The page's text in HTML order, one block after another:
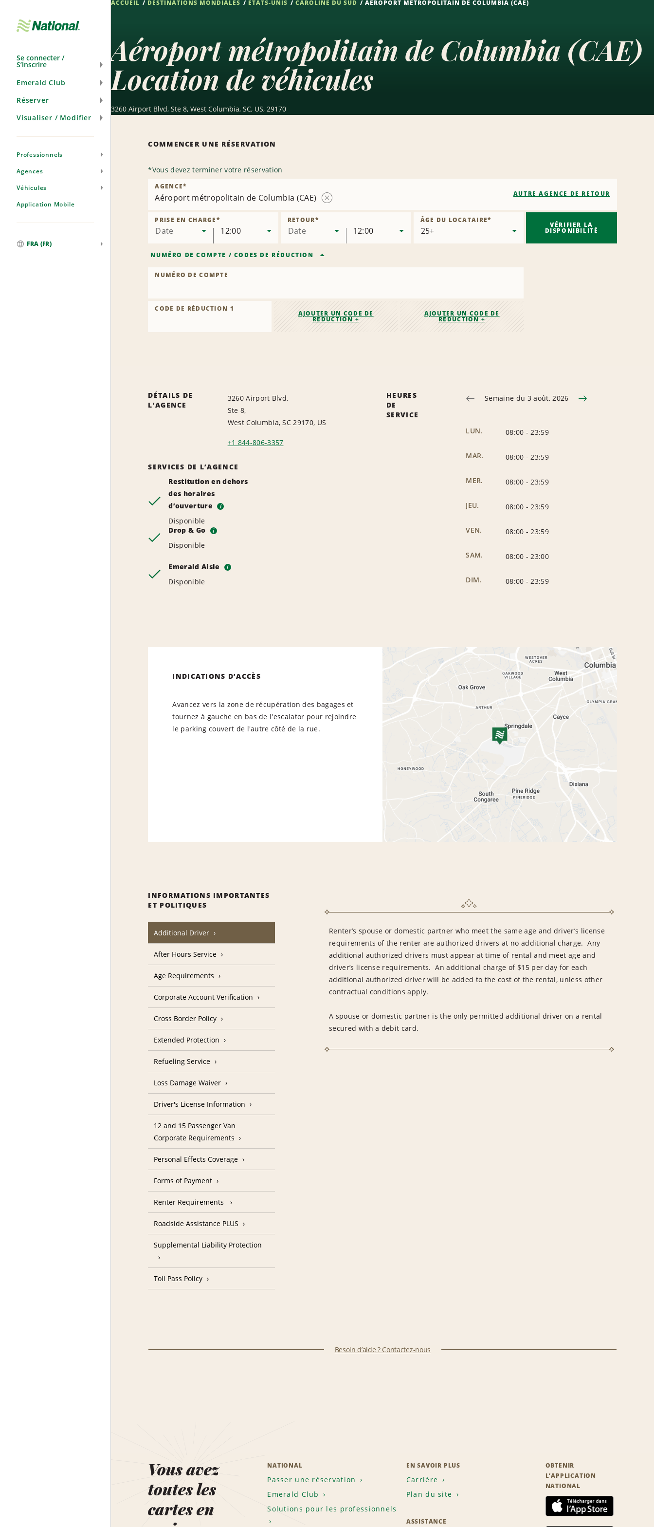
navigation
Se connecter /
S’inscrire
Emerald Club
Réserver
Visualiser / Modifier
Professionnels
Agences
Véhicules
Application Mobile
FRA (FR)
ACCUEIL DESTINATIONS MONDIALES ÉTATS-UNIS CAROLINE DU SUD AÉROPORT MÉTROPOLITAIN DE COLUMBIA (CAE)
Aéroport métropolitain de Columbia (CAE)
Location de véhicules
3260 Airport Blvd, Ste 8, West Columbia, SC, US, 29170
COMMENCER UNE RÉSERVATION
*Vous devez terminer votre réservation
Aéroport métropolitain de Columbia (CAE)
AGENCE*
AUTRE AGENCE DE RETOUR
Date
PRISE EN CHARGE*
12:00 Date
RETOUR*
12:00
ÂGE DU LOCATAIRE*
NUMÉRO DE COMPTE / CODES DE RÉDUCTION
NUMÉRO DE COMPTE
CODE DE RÉDUCTION 1
AJOUTER UN CODE DE
RÉDUCTION +
AJOUTER UN CODE DE
RÉDUCTION +
VÉRIFIER LA
DISPONIBILITÉ
DÉTAILS DE
L’AGENCE
3260 Airport Blvd,
Ste 8,
West Columbia, SC 29170, US
+1 844-806-3357
SERVICES DE L’AGENCE
Restitution en dehors
des horaires
d’ouverture
i
Disponible
Drop & Go
i
Disponible
Emerald Aisle i
Disponible
HEURES
DE
SERVICE
Semaine du 3 août, 2026
LUN. 08:00 -23:59
MAR. 08:00 -23:59
MER. 08:00 -23:59
JEU. 08:00 -23:59
VEN. 08:00 -23:59
SAM. 08:00 -23:00
DIM. 08:00 -23:59
INDICATIONS D’ACCÈS
Avancez vers la zone de récupération des bagages et
tournez à gauche en bas de l'escalator pour rejoindre
le parking couvert de l'autre côté de la rue.
INFORMATIONS IMPORTANTES
ET POLITIQUES
Additional Driver
Renter’s spouse or domestic partner who meet the same age and driver’s license
requirements of the renter are authorized drivers at no additional charge. Any
additional authorized drivers must appear at time of rental and meet age and
driver’s license requirements. An additional charge of $15 per day for each
additional authorized driver will be added to the cost of the rental, unless other
contractual conditions apply.
A spouse or domestic partner is the only permitted additional driver on a rental
secured with a debit card.
After Hours Service
Age Requirements
Corporate Account Verification
Cross Border Policy
Extended Protection
Refueling Service
Loss Damage Waiver
Driver's License Information
12 and 15 Passenger Van
Corporate Requirements
Personal Effects Coverage
Forms of Payment
Renter Requirements
Roadside Assistance PLUS
Supplemental Liability Protection
Toll Pass Policy
Besoin d’aide ? Contactez-nous
Vous avez
toutes les
cartes en
NATIONAL
Passer une réservation
Emerald Club
Solutions pour les professionnels
EN SAVOIR PLUS
Carrière
Plan du site
ASSISTANCE
OBTENIR
L’APPLICATION
NATIONAL